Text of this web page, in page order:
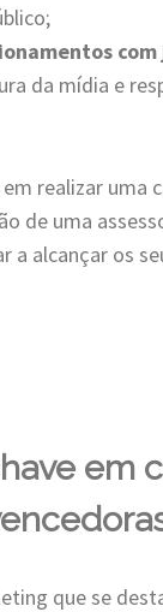
da mídia e
em realizar
de uma
a alcançar os
em
que se